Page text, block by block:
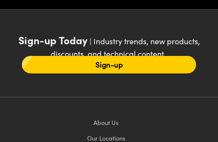
Sign-up Today| Industry trends, new products,
discounts, and technical content
Sign-up
About Us
Our Locations